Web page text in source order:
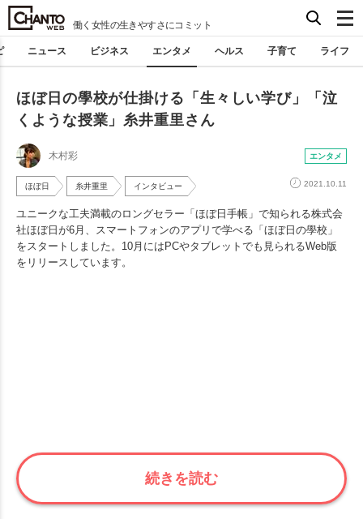
働く女性の生きやすさにコミット
ニュース ビジネス エンタメ ヘルス 子育て ライフ
ほぼ日の學校が仕掛ける「生々しい学び」「泣
くような授業」糸井重里さん
木村彩 エンタメ
ほぼ日 糸井重里 インタビュー 2021.10.11
ユニークな工夫満載のロングセラー「ほぼ日手帳」で知られる株式会
社ほぼ日が6月、スマートフォンのアプリで学べる「ほぼ日の學校」
をスタートしました。10月にはPCやタブレットでも見られるWeb版
をリリースしています。
続きを読む